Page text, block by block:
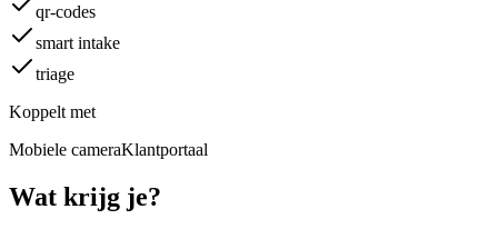
qr-codes
smart intake
triage
Koppelt met
Mobiele cameraKlantportaal
Wat krijg je?